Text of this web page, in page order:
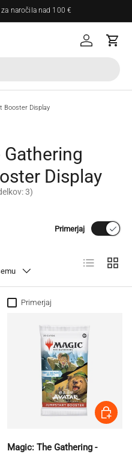
naročila nad 100 €
Vpis
Booster Display
Display
3)
Primerjaj
List Mreža
Primerjaj
Magic: The Gathering -
Dodaj v